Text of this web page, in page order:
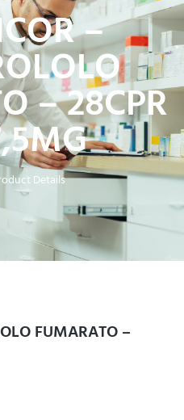
–
– 28CPR
Details
FUMARATO –